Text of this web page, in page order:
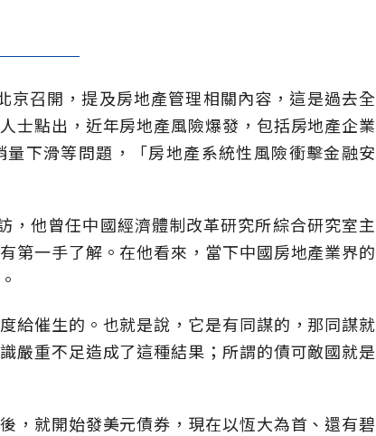
召開，提及房地產管理相關內容，這是過去全
士點出，近年房地產風險爆發，包括房地產企業
下滑等問題，「房地產系統性風險衝擊金融安
，他曾任中國經濟體制改革研究所綜合研究室主
第一手了解。在他看來，當下中國房地產業界的
給催生的。也就是說，它是有同謀的，那同謀就
嚴重不足造成了這種結果；所謂的債可敵國就是
，就開始發美元債券，現在以恆大為首、還有碧